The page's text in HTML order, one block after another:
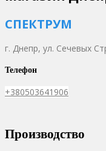
СПЕКТРУМ
г. Днепр, ул. Сечевых
Телефон
+380503641906
Производство